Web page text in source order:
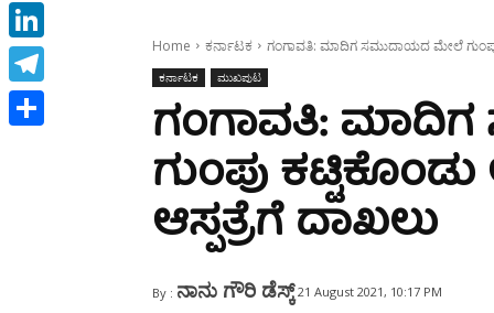
Home ಕರ್ನಾಟಕ ಗಂಗಾವತಿ: ಮಾದಿಗ ಸಮುದಾಯದ ಮೇಲೆ ಗುಂಪು
ಕರ್ನಾಟಕ ಮುಖಪುಟ
ಗಂಗಾವತಿ:
ಗುಂಪು
ಆಸ್ಪತ್ರೆಗೆ ದಾಖಲು
By : ನಾನು ಗೌರಿ ಡೆಸ್ಕ್ 21 August 2021, 10:17 PM
WhatsApp
LinkedIn
Telegram